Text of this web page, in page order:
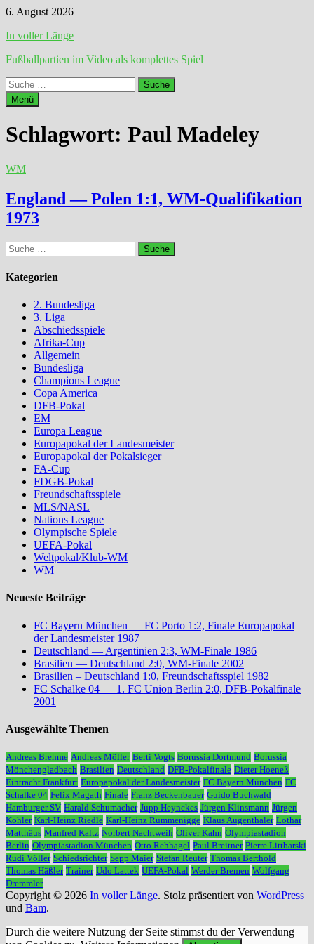
Zum
springen
6. August 2026
In voller Länge
Fußballpartien im Video als komplettes Spiel
Suche
nach:
Menü
Schlagwort: Paul Madeley
WM
England — Polen 1:1, WM-Qualifikation
1973
Suche
nach:
Kategorien
2. Bundesliga
3. Liga
Abschiedsspiele
Afrika-Cup
Allgemein
Bundesliga
Champions League
Copa America
DFB-Pokal
EM
Europa League
Europapokal der Landesmeister
Europapokal der Pokalsieger
FA-Cup
FDGB-Pokal
Freundschaftsspiele
MLS/NASL
Nations League
Olympische Spiele
UEFA-Pokal
Weltpokal/Klub-WM
WM
Neueste Beiträge
FC Bayern München — FC Porto 1:2, Finale Europapokal
der Landesmeister 1987
Deutschland — Argentinien 2:3, WM-Finale 1986
Brasilien — Deutschland 2:0, WM-Finale 2002
Brasilien – Deutschland 1:0, Freundschaftsspiel 1982
FC Schalke 04 — 1. FC Union Berlin 2:0, DFB-Pokalfinale
2001
Ausgewählte Themen
Andreas Brehme Andreas Möller Berti Vogts Borussia Dortmund Borussia
Mönchengladbach Brasilien Deutschland DFB-Pokalfinale Dieter Hoeneß
Eintracht Frankfurt Europapokal der Landesmeister FC Bayern München FC
Schalke 04 Felix Magath Finale Franz Beckenbauer Guido Buchwald
Hamburger SV Harald Schumacher Jupp Heynckes Jürgen Klinsmann Jürgen
Kohler Karl-Heinz Riedle Karl-Heinz Rummenigge Klaus Augenthaler Lothar
Matthäus Manfred Kaltz Norbert Nachtweih Oliver Kahn Olympiastadion
Berlin Olympiastadion München Otto Rehhagel Paul Breitner Pierre Littbarski
Rudi Völler Schiedsrichter Sepp Maier Stefan Reuter Thomas Berthold
Thomas Häßler Trainer Udo Lattek UEFA-Pokal Werder Bremen Wolfgang
Dremmler
Copyright © 2026 In voller Länge. Stolz präsentiert von WordPress
und Bam.
Durch die weitere Nutzung der Seite stimmst du der Verwendung